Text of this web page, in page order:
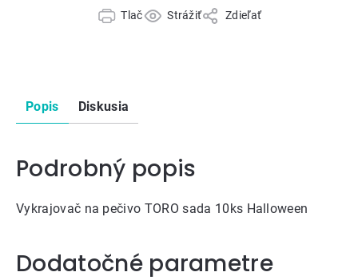
Tlač Strážiť Zdieľať
Popis Diskusia
Podrobný popis
Vykrajovač na pečivo TORO sada 10ks Halloween
Dodatočné parametre